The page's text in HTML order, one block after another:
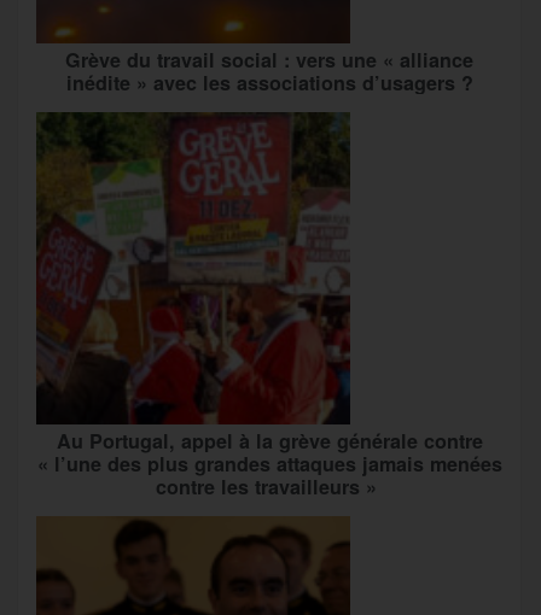
Grève du travail social : vers une « alliance
inédite » avec les associations d’usagers ?
Au Portugal, appel à la grève générale contre
« l’une des plus grandes attaques jamais menées
contre les travailleurs »